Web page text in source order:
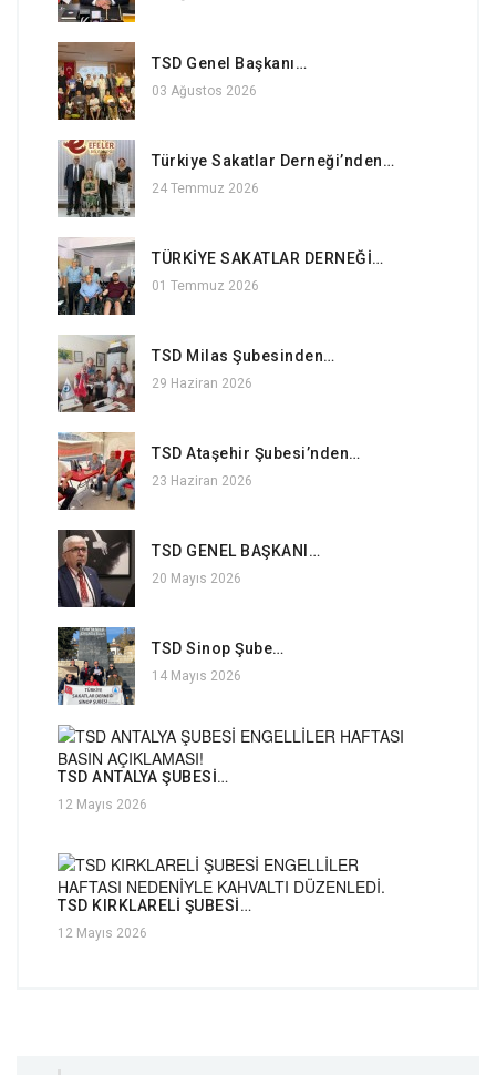
TSD Genel Başkanı…
03 Ağustos 2026
Türkiye Sakatlar Derneği’nden…
24 Temmuz 2026
TÜRKİYE SAKATLAR DERNEĞİ…
01 Temmuz 2026
TSD Milas Şubesinden…
29 Haziran 2026
TSD Ataşehir Şubesi’nden…
23 Haziran 2026
TSD GENEL BAŞKANI…
20 Mayıs 2026
TSD Sinop Şube…
14 Mayıs 2026
TSD ANTALYA ŞUBESİ…
12 Mayıs 2026
TSD KIRKLARELİ ŞUBESİ…
12 Mayıs 2026